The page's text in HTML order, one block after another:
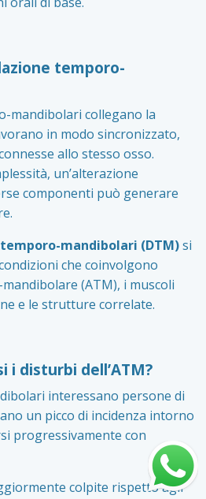
temporo-
mandibolari collegano la
in modo sincronizzato,
allo stesso osso.
un’alterazione
componenti può generare
mandibolari (DTM)si
che coinvolgono
(ATM), i muscoli
e le strutture correlate.
i disturbi dell’ATM?
interessano persone di
un picco di incidenza intorno
progressivamente con
colpite rispetto agli